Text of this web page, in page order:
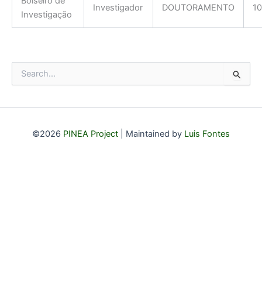
Investigação
Investigador DOUTORAMENTO
©2026 PINEA Project | Maintained by Luis Fontes